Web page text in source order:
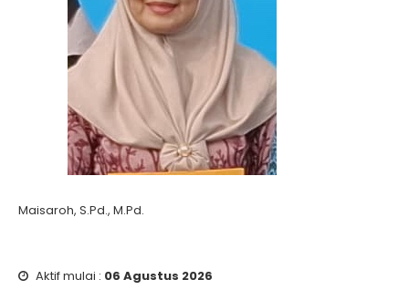
Maisaroh, S.Pd., M.Pd.
Aktif mulai : 06 Agustus 2026